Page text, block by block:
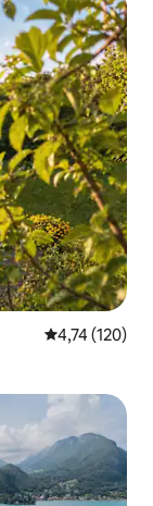
gosti”
Prosječna
4,74 (120)